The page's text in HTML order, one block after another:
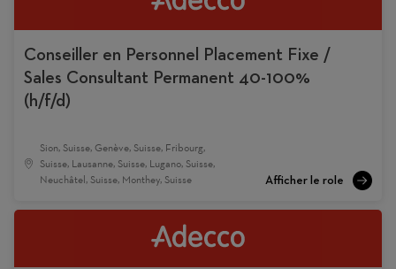
Conseiller en Personnel Placement Fixe /
Sales Consultant Permanent 40-100%
(h/f/d)
Sion, Suisse, Genève, Suisse, Fribourg,
Suisse, Lausanne, Suisse, Lugano, Suisse,
Neuchâtel, Suisse, Monthey, Suisse